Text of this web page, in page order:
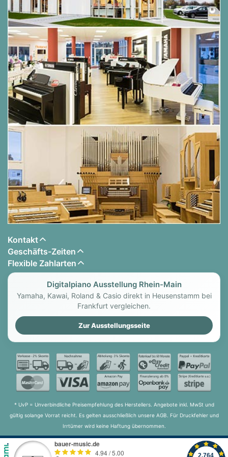
Ave Maria - Johann Sebastian Bach / Ch. Gounod
Barcarole / Barcarolle - Jacques Offenbach
Boléro - Maurice Ravel
Brautchor / Bridal Chorus - Richard Wagner
Cancan - Jacques Offenbach
Caro mio ben - Giuseppe Giordani
Der Frühling / Spring - Antonio Vivaldi
Der Schwan / The Swan - Camille Saint-Saëns
Der Winter / Winter - Antonio Vivaldi
Dichter und Bauer / Poet And Peasant - Franz von
Suppé
Die letzte Rose / The Last Rose Of Summer -
Donauwellen / The Waves Of The Danube - Josef
Ivanovici
Die Moldau / The Moldau - Friedrich Smetana
Die Schlittschuhläufer / The Skaters - Émile
Waldteufel
Du und du / You And You - Johann Strauß, Sohn
Eine kleine Nachtmusik / A Little Night Music -
Wolfgang Amadeus Mozart
Fantasie Impromptu / Fantasy Impromptu -
Frédéric Chopin
Feuerwerksmusik / Fireworks Music - Georg
Friedrich Händel
Forellenquintett / Trout Quintet - Franz Schubert
Fröhlicher Landmann / The Happy Farmer,
Returning From Work - Robert Schumann
Ludwig van Beethoven
Frühlingslied / Spring Song - Felix Mendelssohn
Bartholdy
Strauß, Sohn
Für Elise / For Elise - Ludwig van Beethoven
Gefangenenchor / Va pensiero - Giuseppe Verdi
Gold und Silber / Gold And Silver - Franz Lehár
Kontakt
Geschäfts-Zeiten
Flexible Zahlarten
Digitalpiano Ausstellung Rhein-Main
Yamaha, Kawai, Roland & Casio direkt in Heusenstamm bei
Frankfurt vergleichen.
Zur Ausstellungsseite
* UvP = Unverbindliche Preisempfehlung des Herstellers. Angebote inkl. MwSt und
gültig solange Vorrat reicht. Es gelten ausschließlich unsere AGB. Für Druckfehler und
Irrtümer wird keine Haftung übernommen.